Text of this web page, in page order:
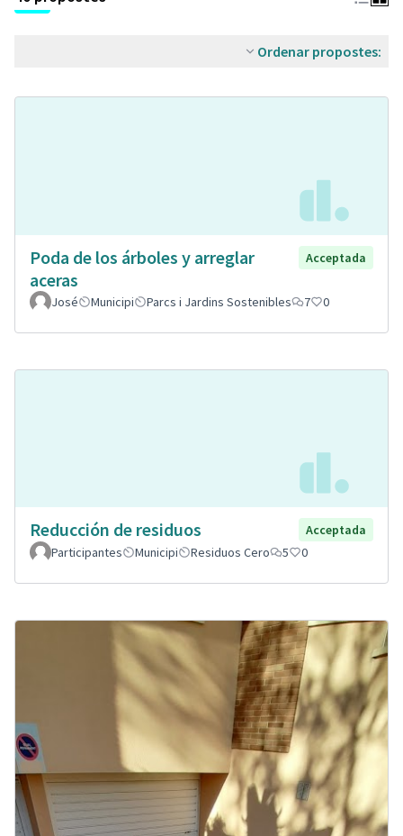
Ordenar propostes:
Poda de los árboles y arreglar
aceras
Acceptada
José Municipi Parcs i Jardins Sostenibles 7 0
Reducción de residuos
Acceptada
Participantes
Municipi Residuos Cero 5 0